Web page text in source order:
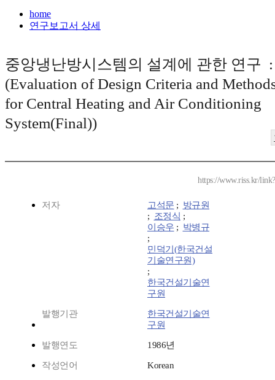
home
연구보고서 상세
중앙냉난방시스템의 설계에 관한 연구
(Evaluation of Design Criteria and
for Central Heating and Air Conditioning
System(Final))
https://www.riss.kr/
저자 고석문 ; 방규원
; 조정식 ;
이승우 ; 박병규
;
민덕기(한국건설
기술연구원)
;
한국건설기술연
구원
발행기관
한국건설기술연
구원
발행연도 1986년
작성언어 Korean